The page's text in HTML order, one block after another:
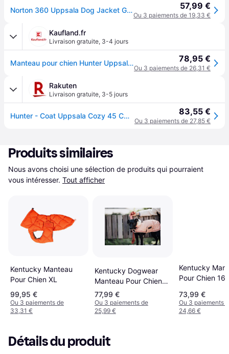
Norton 360 Uppsala Dog Jacket Gris 45 cm 57,99 €
Ou 3 paiements de 19,33 €
Kaufland.fr
Livraison gratuite, 3-4 jours
Manteau pour chien Hunter Uppsala, taille:45 cm, couleur:taupe 78,95 €
Ou 3 paiements de 26,31 €
Rakuten
Livraison gratuite, 3-5 jours
Hunter - Coat Uppsala Cozy 45 Cm Black - (62971) 83,55 €
Ou 3 paiements de 27,85 €
Produits similaires
Nous avons choisi une sélection de produits qui pourraient
vous intéresser. Tout afficher
Kentucky Manteau
Pour Chien XL
99,95 €
Ou 3 paiements de
33,31 €
Kentucky Dogwear
Manteau Pour Chien
Imperméable 160g -
Rouge/Orange - S
77,99 €
Ou 3 paiements de
25,99 €
Kentucky
Pour Chien
73,99 €
Ou 3 paiements
24,66 €
Détails du produit